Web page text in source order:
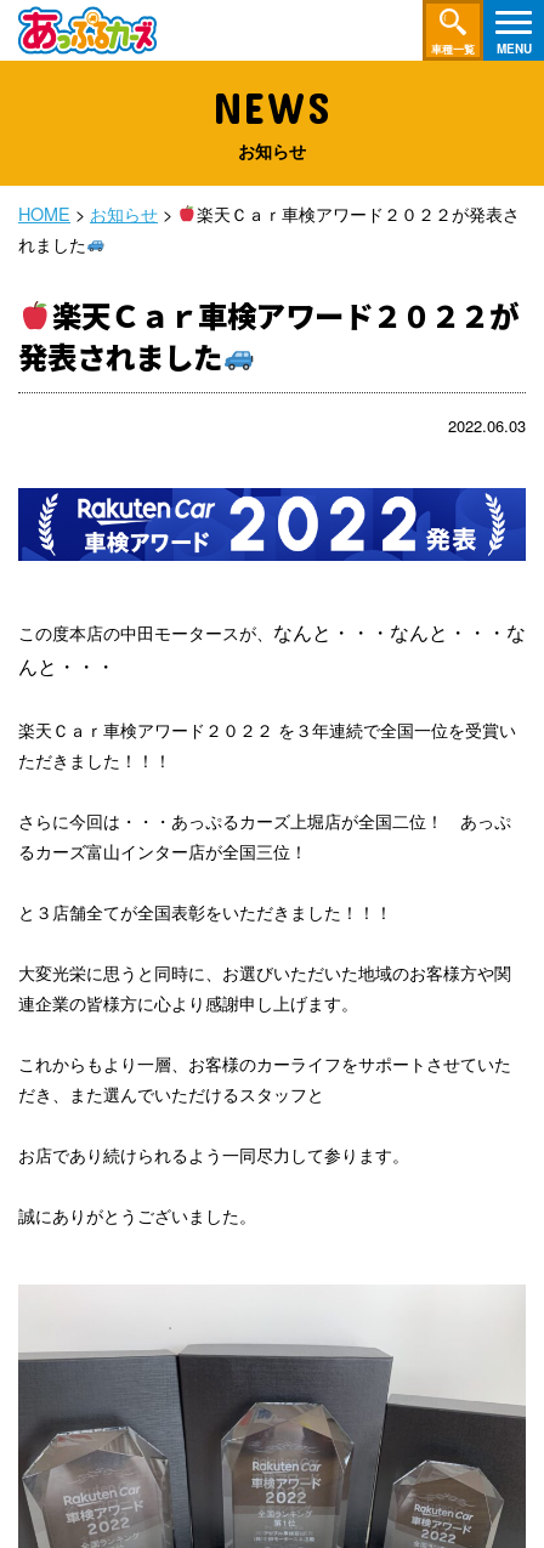
車種一覧
NEWS
お知らせ
HOME > お知らせ >
楽天Ｃａｒ車検アワード２０２２が発表さ
れました
楽天Ｃａｒ車検アワード２０２２が
発表されました
2022.06.03
この度本店の中田モータースが、 なんと・・・なんと・・・な
んと・・・
楽天Ｃａｒ車検アワード２０２２ を３年連続で全国一位を受賞い
ただきました！！！
さらに今回は・・・ あっぷるカーズ上堀店が全国二位！
あっぷ
るカーズ富山インター店が全国三位！
と３店舗全てが全国表彰をいただきました！！！
大変光栄に思うと同時に、お選びいただいた地域のお客様方や関
連企業の皆様方に心より感謝申し上げます。
これからもより一層、お客様のカーライフをサポートさせていた
だき、また選んでいただけるスタッフと
お店であり続けられるよう一同尽力して参ります。
誠にありがとうございました。